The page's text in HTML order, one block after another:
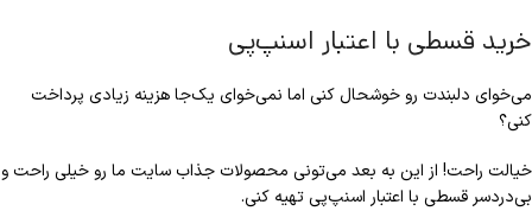
خرید قسطی با اعتبار اسنپ‌پی
می‌خوای دلبندت رو خوشحال کنی اما نمی‌خوای یک‌جا هزینه زیادی پرداخت
کنی؟
خیالت راحت! از این به بعد می‌تونی محصولات جذاب سایت ما رو خیلی راحت و
بی‌دردسر قسطی با اعتبار اسنپ‌پی تهیه کنی.